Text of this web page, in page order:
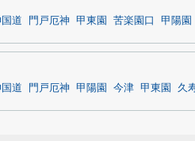
国道 門戸厄神 甲東園 苦楽園口 甲陽園
国道 門戸厄神 甲陽園 今津 甲東園 久